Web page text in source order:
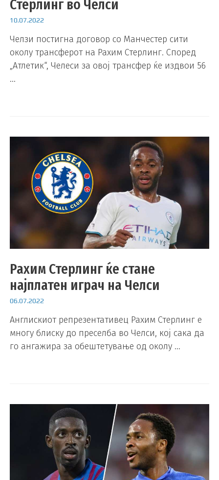
Стерлинг во Челси
10.07.2022
Челзи постигна договор со Манчестер сити
околу трансферот на Рахим Стерлинг. Според
„Атлетик“, Челеси за овој трансфер ќе издвои 56
…
Рахим Стерлинг ќе стане
најплатен играч на Челси
06.07.2022
Англискиот репрезентативец Рахим Стерлинг е
многу блиску до преселба во Челси, кој сака да
го ангажира за обештетување од околу …